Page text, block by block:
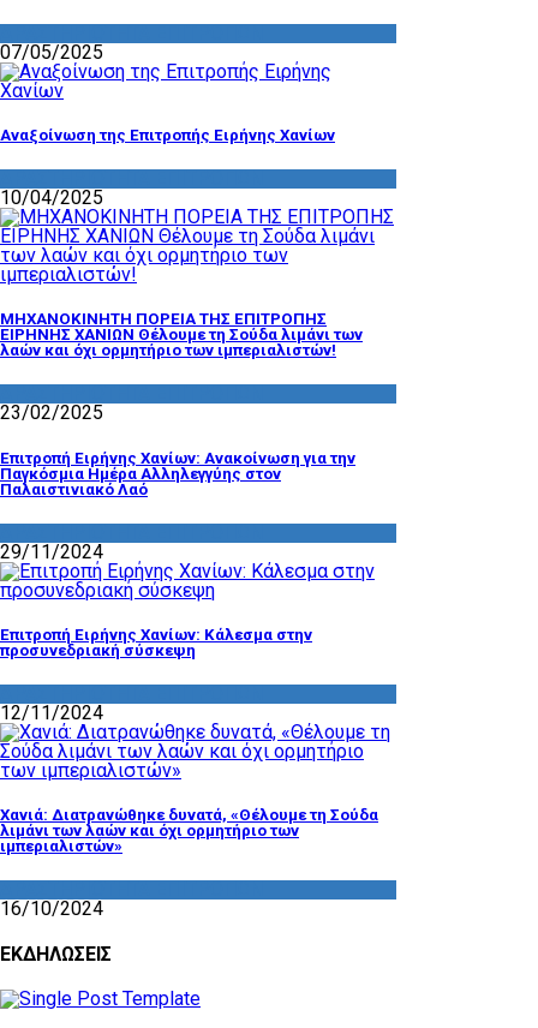
07/05/2025
Αναξοίνωση της Επιτροπής Ειρήνης Χανίων
10/04/2025
ΜΗΧΑΝΟΚΙΝΗΤΗ ΠΟΡΕΙΑ ΤΗΣ ΕΠΙΤΡΟΠΗΣ
ΕΙΡΗΝΗΣ ΧΑΝΙΩΝ Θέλουμε τη Σούδα λιμάνι των
λαών και όχι ορμητήριο των ιμπεριαλιστών!
23/02/2025
Επιτροπή Ειρήνης Χανίων: Ανακοίνωση για την
Παγκόσμια Ημέρα Αλληλεγγύης στον
Παλαιστινιακό Λαό
29/11/2024
Επιτροπή Ειρήνης Χανίων: Κάλεσμα στην
προσυνεδριακή σύσκεψη
12/11/2024
Χανιά: Διατρανώθηκε δυνατά, «Θέλουμε τη Σούδα
λιμάνι των λαών και όχι ορμητήριο των
ιμπεριαλιστών»
16/10/2024
ΕΚΔΗΛΩΣΕΙΣ